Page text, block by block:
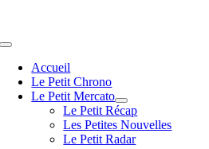
contenu
Navigation
basculeAccueil
Le Petit Chrono
Le Petit Mercato
Le Petit Récap
Les Petites Nouvelles
Le Petit Radar